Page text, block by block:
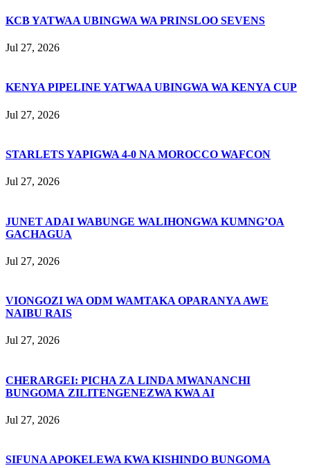
KCB YATWAA UBINGWA WA PRINSLOO SEVENS
Jul 27, 2026
KENYA PIPELINE YATWAA UBINGWA WA KENYA CUP
Jul 27, 2026
STARLETS YAPIGWA 4-0 NA MOROCCO WAFCON
Jul 27, 2026
JUNET ADAI WABUNGE WALIHONGWA KUMNG’OA
GACHAGUA
Jul 27, 2026
VIONGOZI WA ODM WAMTAKA OPARANYA AWE
NAIBU RAIS
Jul 27, 2026
CHERARGEI: PICHA ZA LINDA MWANANCHI
BUNGOMA ZILITENGENEZWA KWA AI
Jul 27, 2026
SIFUNA APOKELEWA KWA KISHINDO BUNGOMA